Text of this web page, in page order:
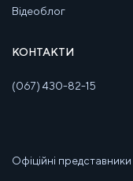
Відеоблог
КОНТАКТИ
(067) 430-82-15
Офіційні представники